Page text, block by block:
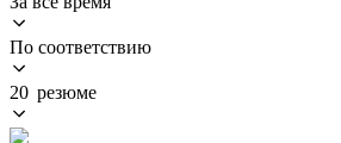
По соответствию
20 резюме